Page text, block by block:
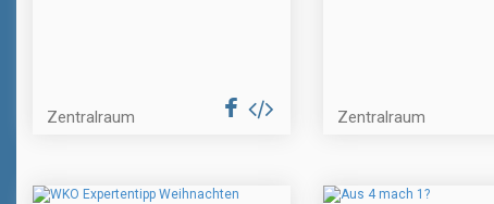
Zentralraum Zentralraum